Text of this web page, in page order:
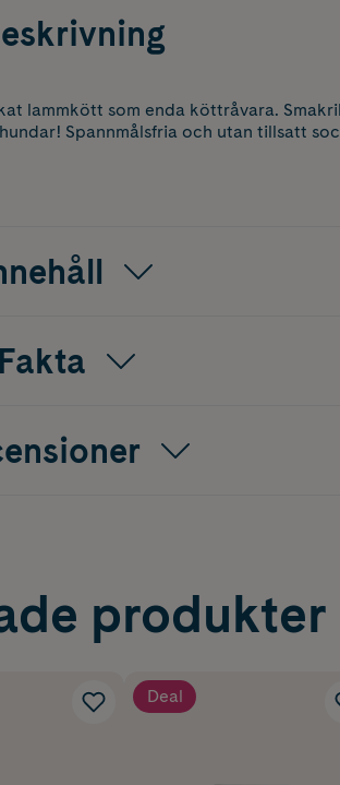
lammkött som enda köttråvara.
Spannmålsfria och utan tillsatt
Fakta
produkter
Deal